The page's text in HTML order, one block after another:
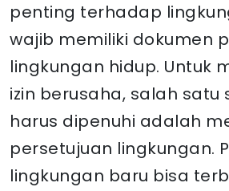
penting terhadap
wajib memiliki dokumen
lingkungan hidup. Untuk
izin berusaha, salah satu
harus dipenuhi adalah
persetujuan lingkungan.
lingkungan baru bisa